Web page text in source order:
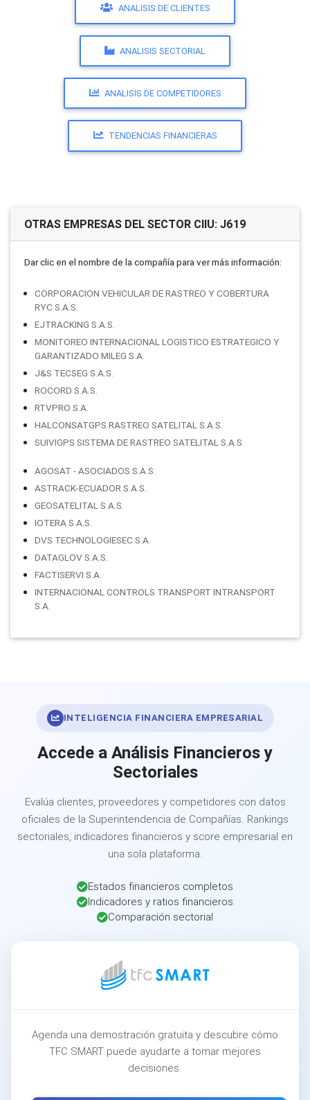
ANALISIS DE CLIENTES
ANALISIS SECTORIAL
ANALISIS DE COMPETIDORES
TENDENCIAS FINANCIERAS
OTRAS EMPRESAS DEL SECTOR CIIU: J619
Dar clic en el nombre de la compañí­a para ver más información:
CORPORACION VEHICULAR DE RASTREO Y COBERTURA
RYC S.A.S.
EJTRACKING S.A.S.
MONITOREO INTERNACIONAL LOGISTICO ESTRATEGICO Y
GARANTIZADO MILEG S.A.
J&S TECSEG S.A.S.
ROCORD S.A.S.
RTVPRO S.A.
HALCONSATGPS RASTREO SATELITAL S.A.S.
SUIVIGPS SISTEMA DE RASTREO SATELITAL S.A.S.
AGOSAT - ASOCIADOS S.A.S.
ASTRACK-ECUADOR S.A.S.
GEOSATELITAL S.A.S.
IOTERA S.A.S.
DVS TECHNOLOGIESEC S.A.
DATAGLOV S.A.S.
FACTISERVI S.A.
INTERNACIONAL CONTROLS TRANSPORT INTRANSPORT
S.A.
INTELIGENCIA FINANCIERA EMPRESARIAL
Accede a Análisis Financieros y
Sectoriales
Evalúa clientes, proveedores y competidores con datos
oficiales de la Superintendencia de Compañías. Rankings
sectoriales, indicadores financieros y score empresarial en
una sola plataforma.
Estados financieros completos
Indicadores y ratios financieros
Comparación sectorial
Agenda una demostración gratuita y descubre cómo
TFC SMART puede ayudarte a tomar mejores
decisiones.